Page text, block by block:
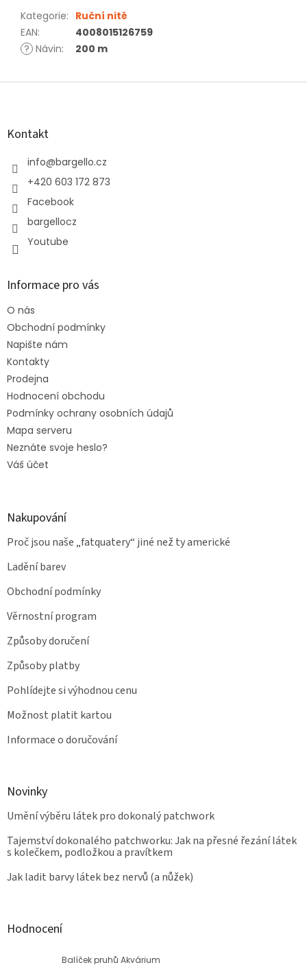
Kategorie: Ruční nitě
EAN:
4008015126759
? Návin: 200 m
Z
Kontakt
info@bargello.cz
+420 603 172 873
Facebook
bargellocz
Youtube
Informace pro vás
O nás
Obchodní podmínky
Napište nám
Kontakty
Prodejna
Hodnocení obchodu
Podmínky ochrany osobních údajů
Mapa serveru
Neznáte svoje heslo?
Váš účet
Nakupování
Proč jsou naše „fatquatery“ jiné než ty americké
Ladění barev
Obchodní podmínky
Věrnostní program
Způsoby doručení
Způsoby platby
Pohlídejte si výhodnou cenu
Možnost platit kartou
Informace o doručování
Novinky
Umění výběru látek pro dokonalý patchwork
Tajemství dokonalého patchworku: Jak na přesné řezání látek
s kolečkem, podložkou a pravítkem
Jak ladit barvy látek bez nervů (a nůžek)
Hodnocení
Balíček pruhů Akvárium